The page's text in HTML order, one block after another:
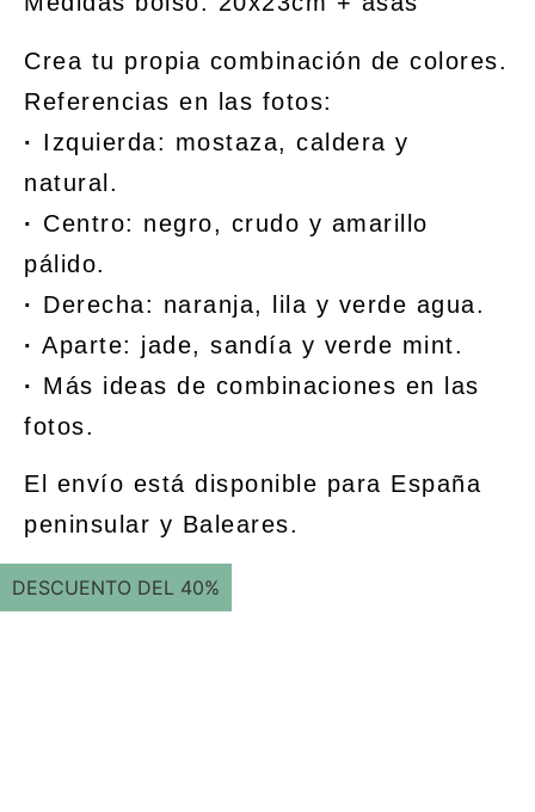
Crea tu propia combinación de colores.
Referencias en las fotos:
· Izquierda: mostaza, caldera y
natural.
· Centro: negro, crudo y amarillo
pálido.
· Derecha: naranja, lila y verde agua.
· Aparte: jade, sandía y verde mint.
· Más ideas de combinaciones en las
fotos.
El envío está disponible para España
peninsular y Baleares.
DESCUENTO DEL 40%